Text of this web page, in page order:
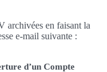
archivées en faisant la
e-mail suivante :
d’un Compte